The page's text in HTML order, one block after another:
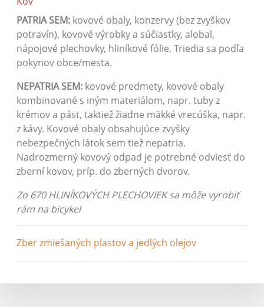
PATRIA SEM: kovové obaly, konzervy (bez zvyškov
potravín), kovové výrobky a súčiastky, alobal,
nápojové plechovky, hliníkové fólie. Triedia sa podľa
pokynov obce/mesta.
NEPATRIA SEM: kovové predmety, kovové obaly
kombinované s iným materiálom, napr. tuby z
krémov a pást, taktiež žiadne mäkké vrecúška, napr.
z kávy. Kovové obaly obsahujúce zvyšky
nebezpečných látok sem tiež nepatria.
Nadrozmerný kovový odpad je potrebné odviesť do
zberní kovov, príp. do zberných dvorov.
Zo 670 HLINÍKOVÝCH PLECHOVIEK sa môže vyrobiť
rám na bicykel
Zber zmiešaných plastov a jedlých olejov